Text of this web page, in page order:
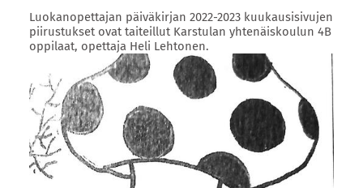
Luokanopettajan päiväkirjan 2022-2023 kuukausisivujen
piirustukset ovat taiteillut Karstulan yhtenäiskoulun 4B
oppilaat, opettaja Heli Lehtonen.